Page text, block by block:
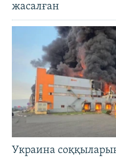
жасалған
Украина